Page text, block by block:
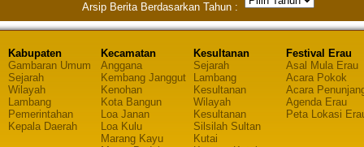
Arsip Berita Berdasarkan Tahun :
Kabupaten
Gambaran Umum
Sejarah
Wilayah
Lambang
Pemerintahan
Kepala Daerah
Kecamatan
Anggana
Kembang Janggut
Kenohan
Kota Bangun
Loa Janan
Loa Kulu
Marang Kayu
Kesultanan
Sejarah
Lambang
Kesultanan
Wilayah
Kesultanan
Silsilah Sultan
Kutai
Festival Erau
Asal Mula Erau
Acara Pokok
Acara
Agenda Erau
Peta Lokasi